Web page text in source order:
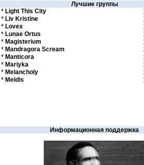
Лучшие группы
* Light This City
* Liv Kristine
* Lovex
* Lunae Ortus
* Magisterium
* Mandragora Scream
* Manticora
* Mariyka
* Melancholy
* Meldis
Информационная поддержка